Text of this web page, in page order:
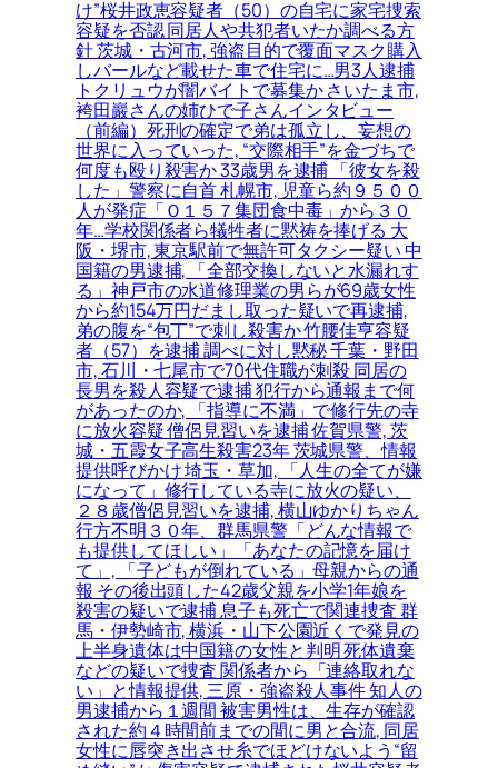
け”桜井政恵容疑者（50）の自宅に家宅捜索
容疑を否認 同居人や共犯者いたか調べる方
針 茨城・古河市, 強盗目的で覆面マスク購入
しバールなど載せた車で住宅に…男3人逮捕
トクリュウが闇バイトで募集か さいたま市,
袴田巖さんの姉ひで子さんインタビュー
（前編）死刑の確定で弟は孤立し、妄想の
世界に入っていった, “交際相手”を金づちで
何度も殴り殺害か 33歳男を逮捕 「彼女を殺
した」警察に自首 札幌市, 児童ら約９５００
人が発症「Ｏ１５７集団食中毒」から３０
年…学校関係者ら犠牲者に黙祷を捧げる 大
阪・堺市, 東京駅前で無許可タクシー疑い 中
国籍の男逮捕, 「全部交換しないと水漏れす
る」神戸市の水道修理業の男らが69歳女性
から約154万円だまし取った疑いで再逮捕,
弟の腹を“包丁”で刺し殺害か 竹腰佳亨容疑
者（57）を逮捕 調べに対し黙秘 千葉・野田
市, 石川・七尾市で70代住職が刺殺 同居の
長男を殺人容疑で逮捕 犯行から通報まで何
があったのか, 「指導に不満」で修行先の寺
に放火容疑 僧侶見習いを逮捕 佐賀県警, 茨
城・五霞女子高生殺害23年 茨城県警、情報
提供呼びかけ 埼玉・草加, 「人生の全てが嫌
になって」修行している寺に放火の疑い、
２８歳僧侶見習いを逮捕, 横山ゆかりちゃん
行方不明３０年、群馬県警「どんな情報で
も提供してほしい」「あなたの記憶を届け
て」, 「子どもが倒れている」母親からの通
報 その後出頭した42歳父親を小学1年娘を
殺害の疑いで逮捕 息子も死亡で関連捜査 群
馬・伊勢崎市, 横浜・山下公園近くで発見の
上半身遺体は中国籍の女性と判明 死体遺棄
などの疑いで捜査 関係者から「連絡取れな
い」と情報提供, 三原・強盗殺人事件 知人の
男逮捕から１週間 被害男性は、生存が確認
された約４時間前までの間に男と合流, 同居
女性に唇突き出させ糸でほどけないよう“留